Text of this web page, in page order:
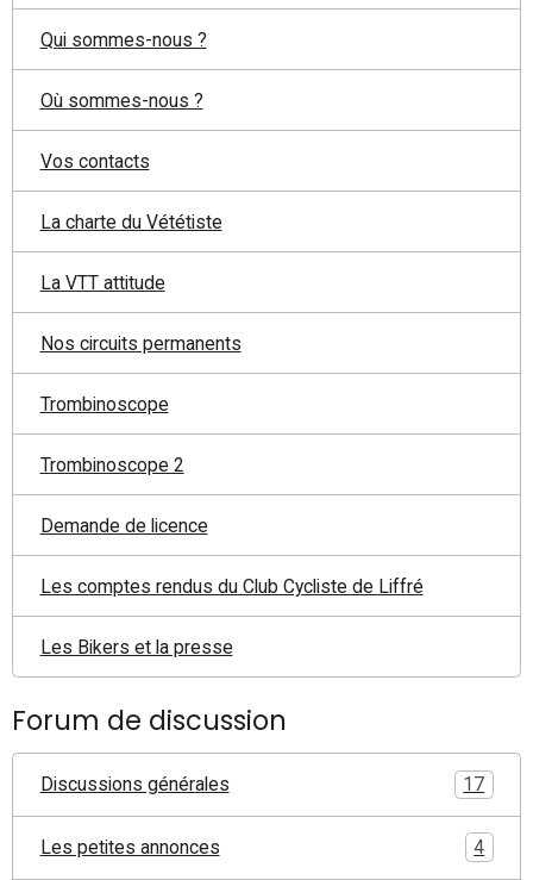
Qui sommes-nous ?
Où sommes-nous ?
Vos contacts
La charte du Vététiste
La VTT attitude
Nos circuits permanents
Trombinoscope
Trombinoscope 2
Demande de licence
Les comptes rendus du Club Cycliste de Liffré
Les Bikers et la presse
Forum de discussion
Discussions générales 17
Les petites annonces 4